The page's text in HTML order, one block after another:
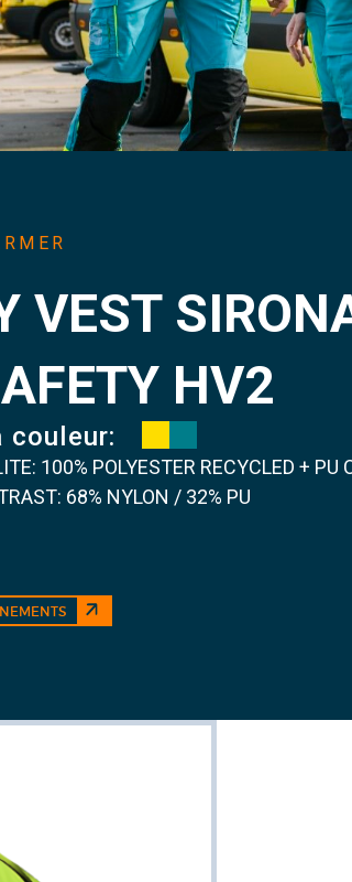
VEST
HV2
couleur:
100% POLYESTER RECYCLED + PU
68% NYLON / 32% PU